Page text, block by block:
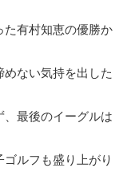
た有村知恵の優勝か
ない気持を出した
、最後のイーグルは
ルフも盛り上がり